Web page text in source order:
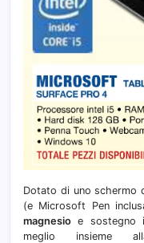
Dotato di uno schermo
(e Microsoft Pen
magnesio e sostegno
meglio insieme